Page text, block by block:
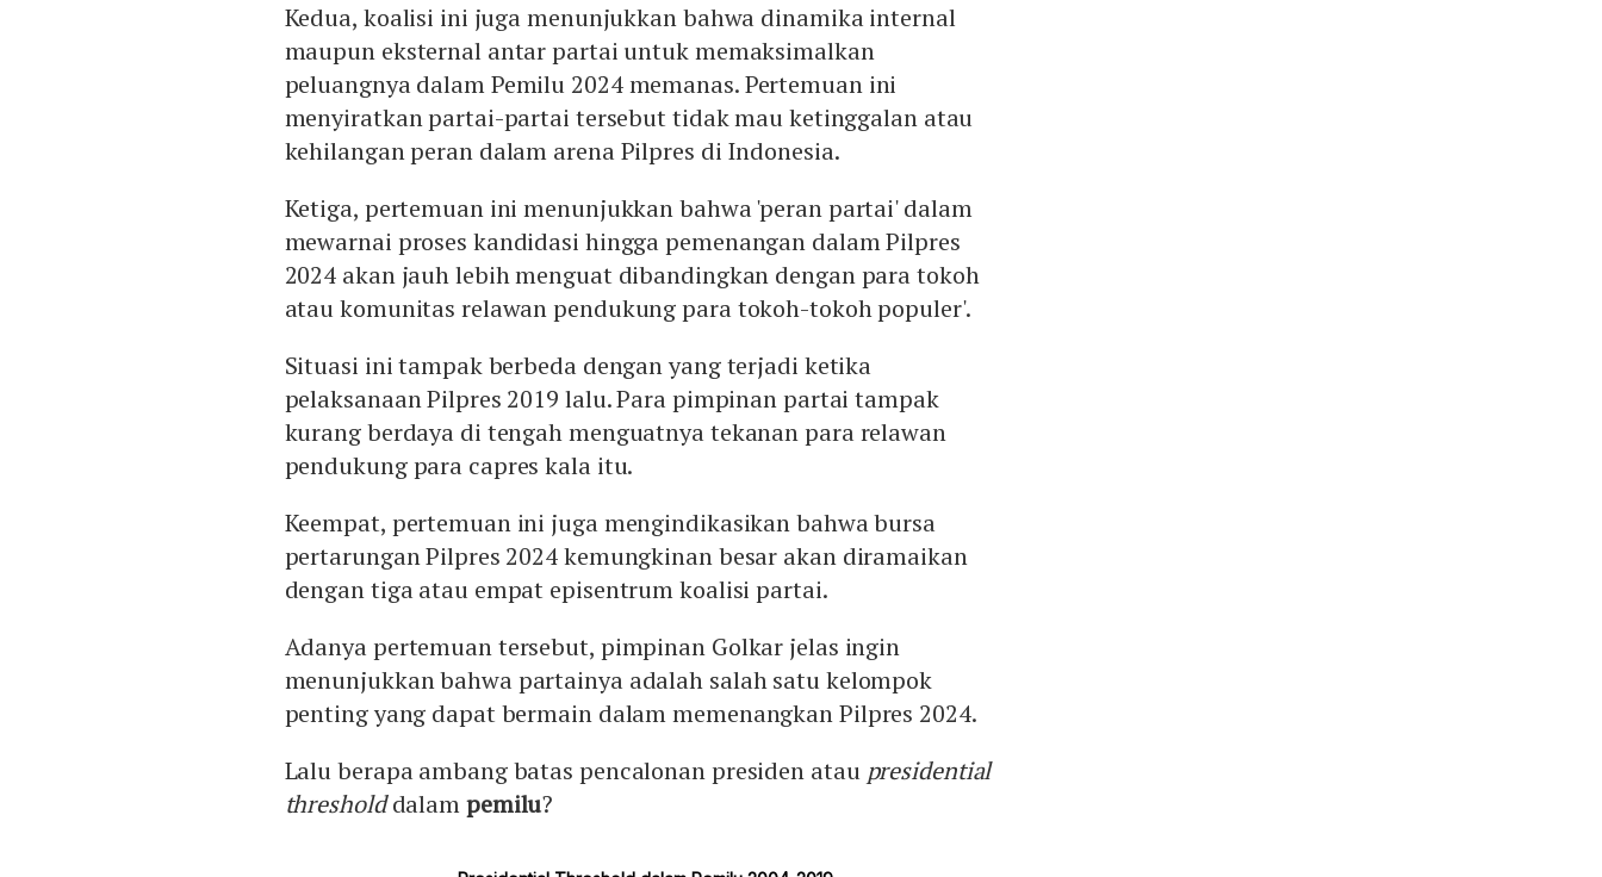
Kedua, koalisi ini juga menunjukkan bahwa dinamika internal
maupun eksternal antar partai untuk memaksimalkan
peluangnya dalam Pemilu 2024 memanas. Pertemuan ini
menyiratkan partai-partai tersebut tidak mau ketinggalan atau
kehilangan peran dalam arena Pilpres di Indonesia.
Ketiga, pertemuan ini menunjukkan bahwa 'peran partai' dalam
mewarnai proses kandidasi hingga pemenangan dalam Pilpres
2024 akan jauh lebih menguat dibandingkan dengan para tokoh
atau komunitas relawan pendukung para tokoh-tokoh populer'.
Situasi ini tampak berbeda dengan yang terjadi ketika
pelaksanaan Pilpres 2019 lalu. Para pimpinan partai tampak
kurang berdaya di tengah menguatnya tekanan para relawan
pendukung para capres kala itu.
Keempat, pertemuan ini juga mengindikasikan bahwa bursa
pertarungan Pilpres 2024 kemungkinan besar akan diramaikan
dengan tiga atau empat episentrum koalisi partai.
Adanya pertemuan tersebut, pimpinan Golkar jelas ingin
menunjukkan bahwa partainya adalah salah satu kelompok
penting yang dapat bermain dalam memenangkan Pilpres 2024.
Lalu berapa ambang batas pencalonan presiden atau presidential
thresholddalampemilu?